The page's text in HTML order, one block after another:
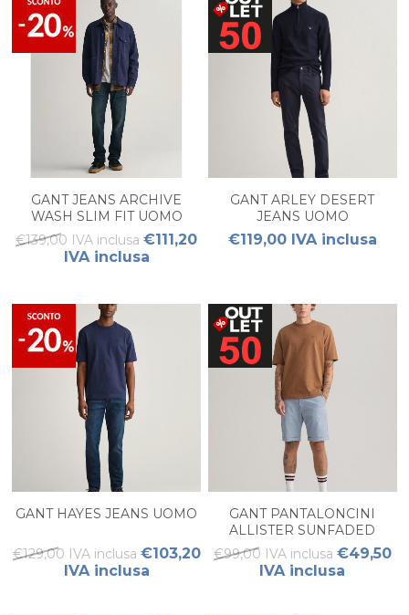
GANT JEANS ARCHIVE
WASH SLIM FIT UOMO
€139,00 IVA inclusa €111,20
IVA inclusa
GANT ARLEY DESERT
JEANS UOMO
€119,00 IVA inclusa
GANT HAYES JEANS UOMO
€129,00 IVA inclusa €103,20
IVA inclusa
GANT PANTALONCINI
ALLISTER SUNFADED
REGULAR FIT UOMO
€99,00 IVA inclusa €49,50
IVA inclusa